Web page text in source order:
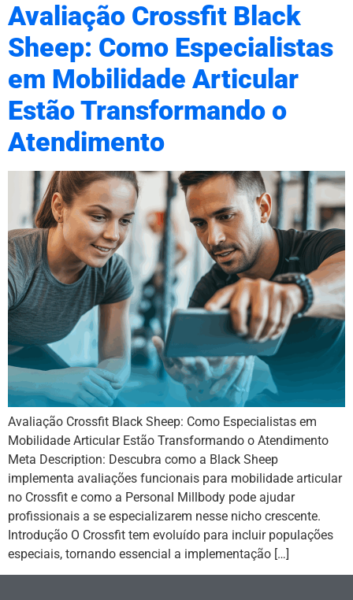
Avaliação Crossfit Black
Sheep: Como Especialistas
em Mobilidade Articular
Estão Transformando o
Atendimento
Avaliação Crossfit Black Sheep: Como Especialistas em
Mobilidade Articular Estão Transformando o Atendimento
Meta Description: Descubra como a Black Sheep
implementa avaliações funcionais para mobilidade articular
no Crossfit e como a Personal Millbody pode ajudar
profissionais a se especializarem nesse nicho crescente.
Introdução O Crossfit tem evoluído para incluir populações
especiais, tornando essencial a implementação […]